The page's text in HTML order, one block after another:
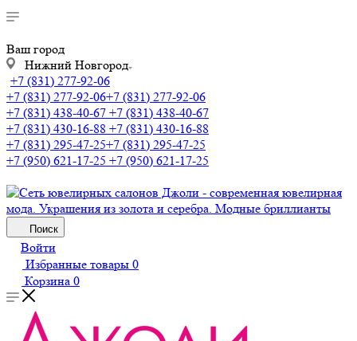
Ваш город
Нижний Новгород
+7 (831) 277-92-06
+7 (831) 277-92-06+7 (831) 277-92-06
+7 (831) 438-40-67 +7 (831) 438-40-67
+7 (831) 430-16-88 +7 (831) 430-16-88
+7 (831) 295-47-25+7 (831) 295-47-25
+7 (950) 621-17-25 +7 (950) 621-17-25
Поиск
Войти
Избранные товары 0
Корзина 0